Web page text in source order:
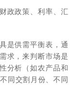
政政策、利率、汇
是供需平衡表，通
求，来判断市场是
分析（如农产品和
同交割月份、不同